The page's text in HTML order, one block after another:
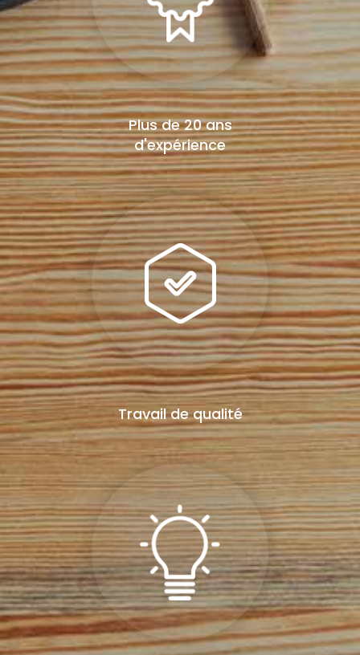
Plus de 20 ans
d'expérience
Travail de qualité